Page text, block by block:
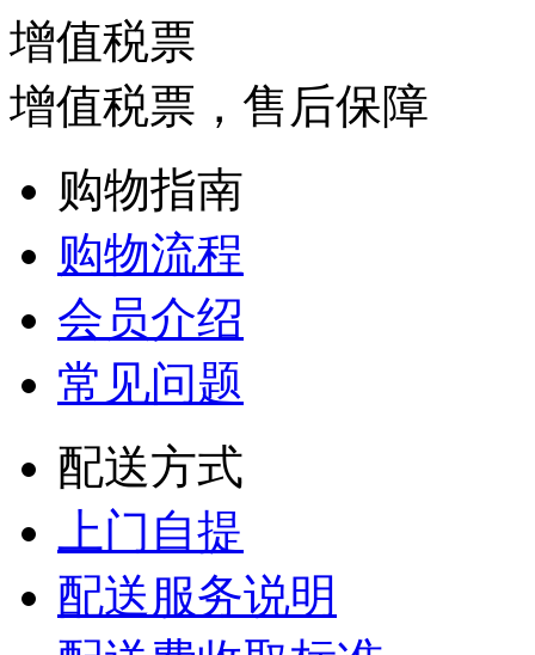
增值税票
增值税票，售后保障
购物指南
购物流程
会员介绍
常见问题
配送方式
上门自提
配送服务说明